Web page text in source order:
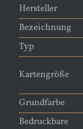
Hersteller
Bezeichnung
Typ
Kartengröße
Grundfarbe
Bedruckbare